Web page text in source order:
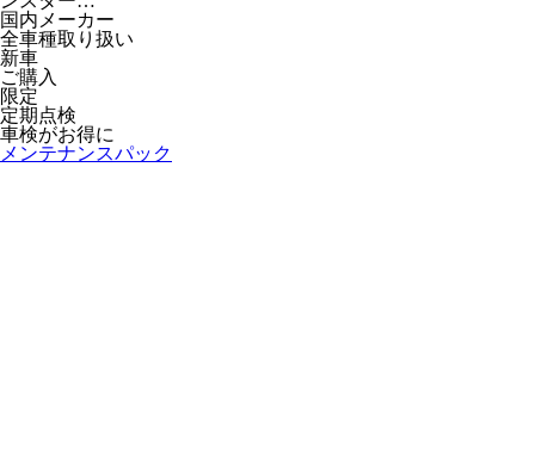
国内メーカー
全車種取り扱い
新車
ご購入
限定
定期点検
車検がお得に
メンテナンスパック